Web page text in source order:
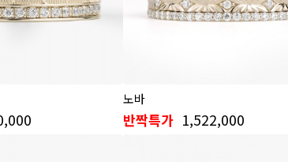
노바
반짝특가 1,522,000